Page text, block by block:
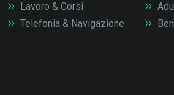
Lavoro & Corsi
Telefonia & Navigazione